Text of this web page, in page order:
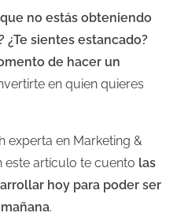
no estás obteniendo
sientes estancado?
de hacer un
en quien quieres
experta en Marketing &
este artículo te cuento las
hoy para poder ser
.